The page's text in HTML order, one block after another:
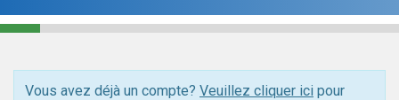
Vous avez déjà un compte? Veuillez cliquer ici pour